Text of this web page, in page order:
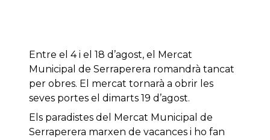
Entre el 4 i el 18 d’agost, el Mercat
Municipal de Serraperera romandrà tancat
per obres. El mercat tornarà a obrir les
seves portes el dimarts 19 d’agost.
Els paradistes del Mercat Municipal de
Serraperera marxen de vacances i ho fan